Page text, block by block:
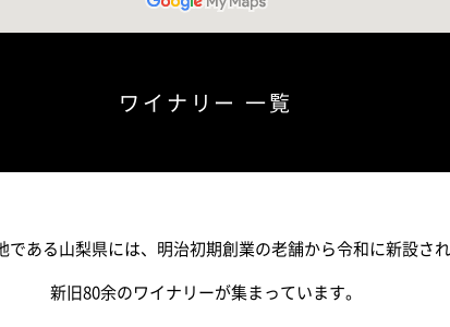
ワイナリー 一覧
である山梨県には、明治初期創業の老舗から令和に新設さ
新旧80余のワイナリーが集まっています。